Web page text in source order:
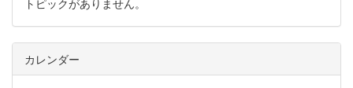
トピックがありません。
カレンダー